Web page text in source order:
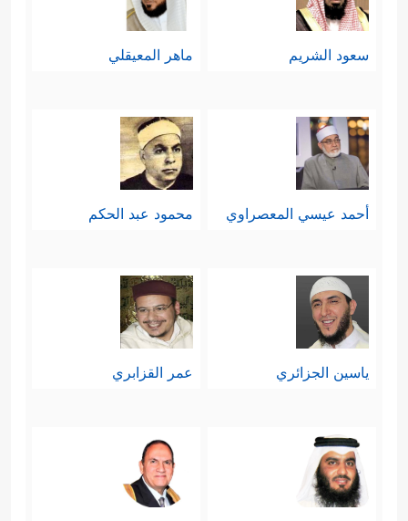
سعود الشريم ماهر المعيقلي
أحمد عيسي المعصراوي محمود عبد الحكم
ياسين الجزائري عمر القزابري